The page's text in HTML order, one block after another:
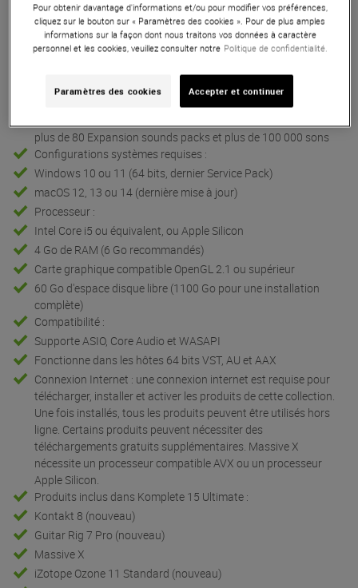
Native Instruments Komplete 15 Ultimate
votre facture)
Enregistrement et l'installation des produits via Native Access
plus de 80 Expansion sounds packs et plus de 100 000 sons
Configurations systèmes requises :
Windows 10 ou 11 (64 bits, dernier Service Pack)
macOS 12, 13 ou 14 (dernière mise à jour)
Processeur :
Intel Core i5 ou équivalent, ou Apple Silicon
4 Go de RAM (6 Go recommandés)
Carte graphique compatible OpenGL 2.1 ou supérieur
60 Go d'espace disque libre (1100 Go pour une installation
complète)
Compatibilité :
Supporte ASIO, Core Audio et WASAPI
Fonctionne dans les hôtes 64 bits VST, AU et AAX
Connexion Internet : une connexion internet est requise pour
télécharger, installer et activer les produits de cette collection.
Une fois installés, tous les produits peuvent être utilisés hors
ligne. Certains produits peuvent nécessiter des
téléchargements gratuits supplémentaires. Massive X
nécessite un processeur compatible AVX ou un processeur
Apple Silicon.
Produits inclus dans Komplete 15 Ultimate :
Kontakt 8 (nouveau)
Guitar Rig 7 Pro (nouveau)
Massive X
iZotope Ozone 11 Standard (nouveau)
Pour obtenir davantage d'informations et/ou pour modifier vos préférences,
cliquez sur le bouton sur « Paramètres des cookies ». Pour de plus amples
informations sur la façon dont nous traitons vos données à caractère
personnel et les cookies, veuillez consulter notre Politique de confidentialité.
Paramètres des cookies Accepter et continuer